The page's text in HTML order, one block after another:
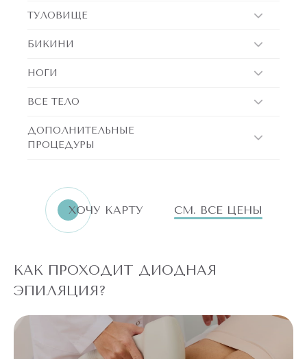
ТУЛОВИЩЕ
БИКИНИ
НОГИ
ВСЕ ТЕЛО
ДОПОЛНИТЕЛЬНЫЕ
ПРОЦЕДУРЫ
ХОЧУ КАРТУ СМ. ВСЕ ЦЕНЫ
КАК ПРОХОДИТ ДИОДНАЯ
ЭПИЛЯЦИЯ?